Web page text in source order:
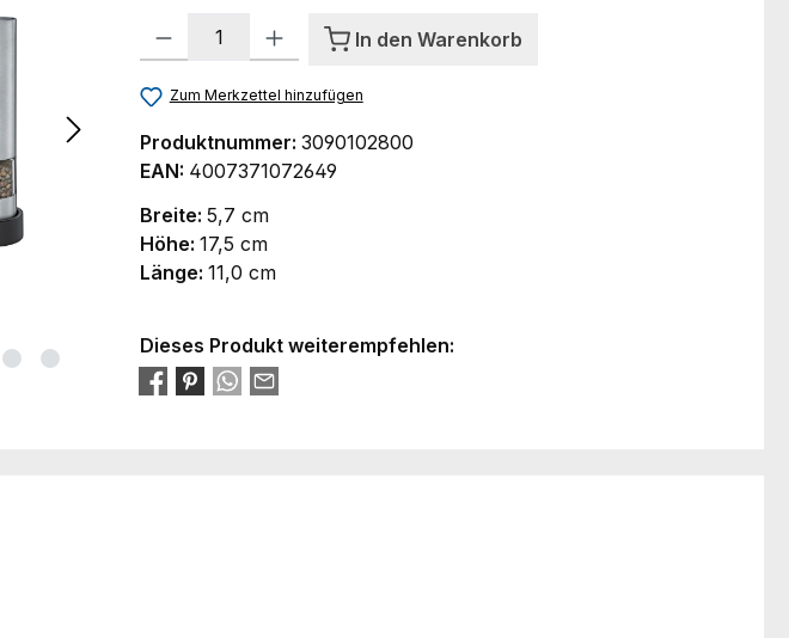
Produkt Anzahl: Gib den gewünschten Wert ein oder benutze die Schaltflächen
In den Warenkorb
Zum Merkzettel hinzufügen
Produktnummer: 3090102800
EAN: 4007371072649
Breite: 5,7 cm
Höhe: 17,5 cm
Länge: 11,0 cm
Dieses Produkt weiterempfehlen: